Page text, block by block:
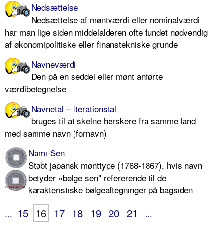
Nedsættelse
Nedsættelse af møntværdi eller nominalværdi
har man lige siden middelalderen ofte fundet nødvendig
af økonomipolitiske eller finanstekniske grunde
Navneværdi
Den på en seddel eller mønt anførte
værdibetegnelse
Navnetal – Iterationstal
bruges til at skelne herskere fra samme land
med samme navn (fornavn)
Nami-Sen
Støbt japansk mønttype (1768-1867), hvis navn
betyder »bølge sen" refererende til de
karakteristiske bølgeaftegninger på bagsiden
... 15 16 17 18 19 20 21 ...